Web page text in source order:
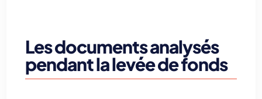
Les documents analysés
pendant la levée de fonds